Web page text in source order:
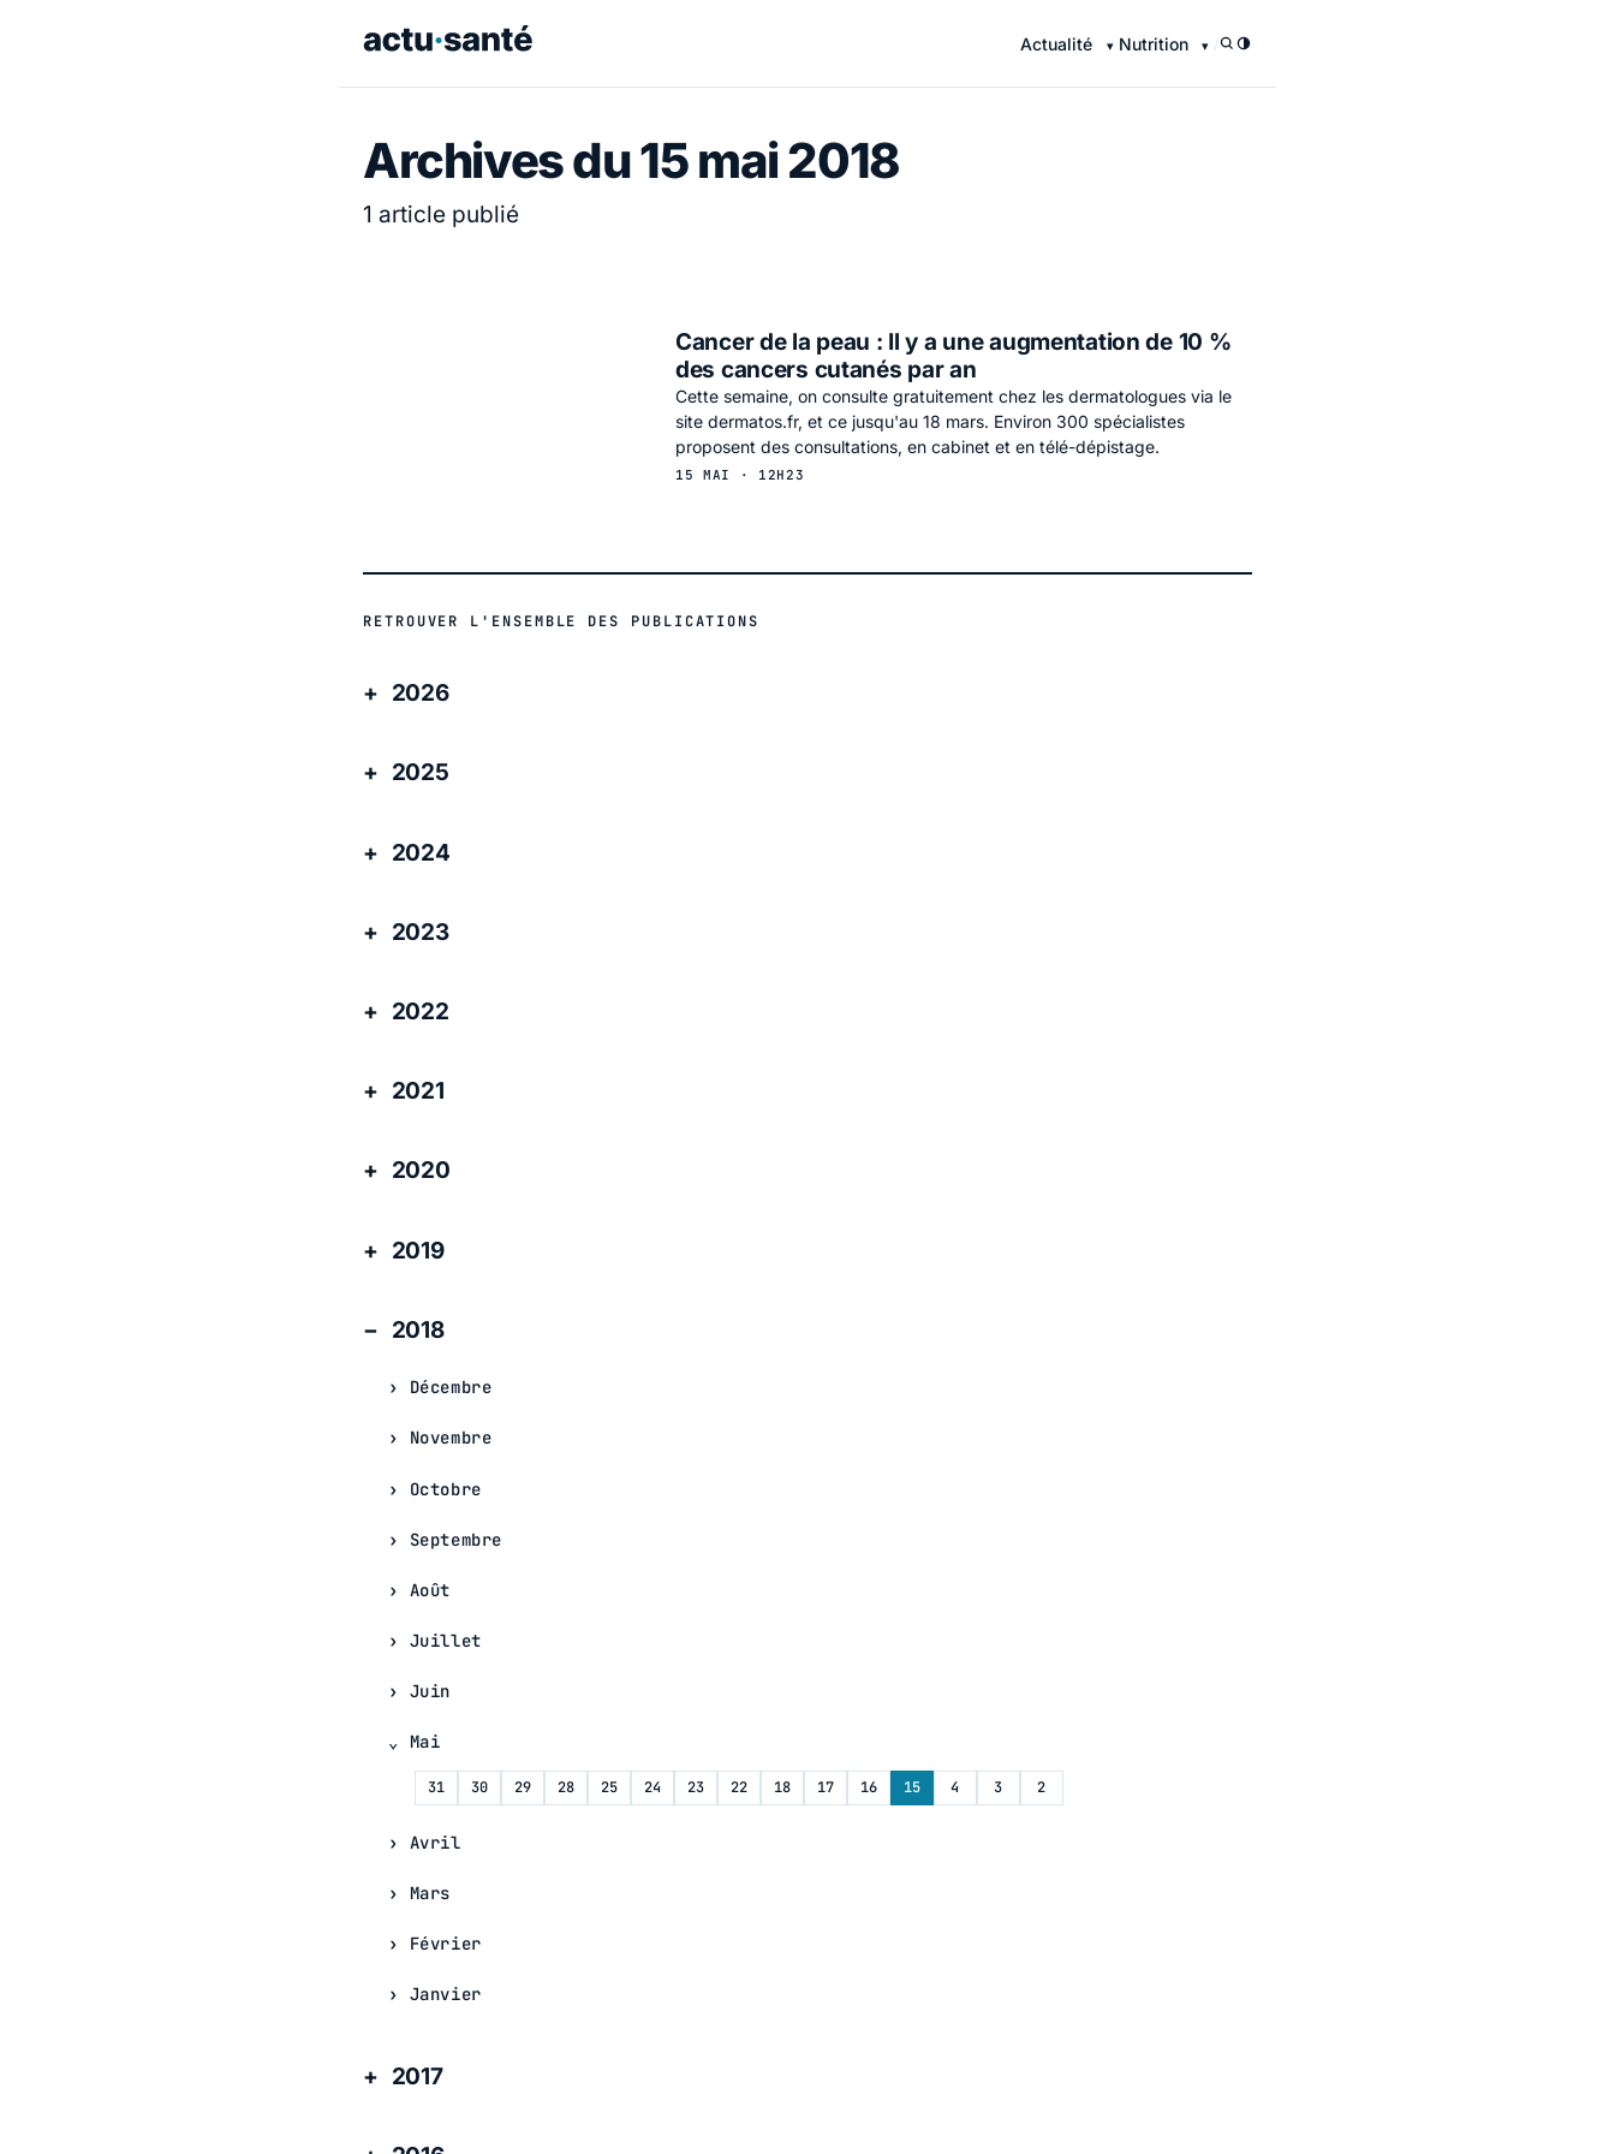
Actualité Nutrition /
Archives du 15 mai 2018
1 article publié
Cancer de la peau : Il y a une augmentation de 10 %
des cancers cutanés par an
Cette semaine, on consulte gratuitement chez les dermatologues via le
site dermatos.fr, et ce jusqu'au 18 mars. Environ 300 spécialistes
proposent des consultations, en cabinet et en télé-dépistage.
15 MAI · 12H23
RETROUVER L'ENSEMBLE DES PUBLICATIONS
2026
2025
2024
2023
2022
2021
2020
2019
2018
Décembre
Novembre
Octobre
Septembre
Août
Juillet
Juin
Mai
31 30 29 28 25 24 23 22 18 17 16 15 4 3 2
Avril
Mars
Février
Janvier
2017